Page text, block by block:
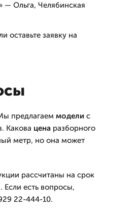
— Ольга, Челябинская
оставьте заявку на
предлагаем модели с
Какова ценаразборного
метр, но она может
рассчитаны на срок
Если есть вопросы,
22-444-10.